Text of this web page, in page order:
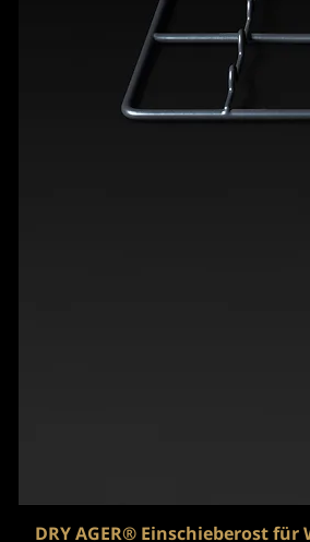
DRY AGER® Einschieberost